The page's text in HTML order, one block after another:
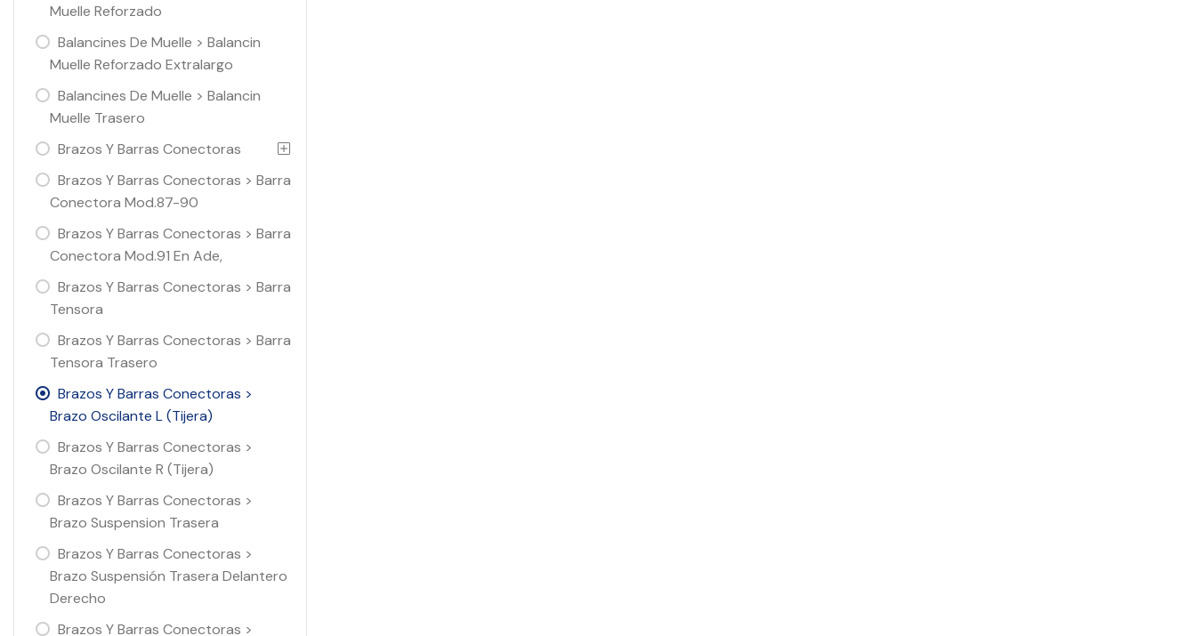
Muelle Reforzado
Balancines De Muelle > Balancin
Muelle Reforzado Extralargo
Balancines De Muelle > Balancin
Muelle Trasero
Brazos Y Barras Conectoras
Brazos Y Barras Conectoras > Barra
Conectora Mod.87-90
Brazos Y Barras Conectoras > Barra
Conectora Mod.91 En Ade,
Brazos Y Barras Conectoras > Barra
Tensora
Brazos Y Barras Conectoras > Barra
Tensora Trasero
Brazos Y Barras Conectoras >
Brazo Oscilante L (Tijera)
Brazos Y Barras Conectoras >
Brazo Oscilante R (Tijera)
Brazos Y Barras Conectoras >
Brazo Suspension Trasera
Brazos Y Barras Conectoras >
Brazo Suspensión Trasera Delantero
Derecho
Brazos Y Barras Conectoras >